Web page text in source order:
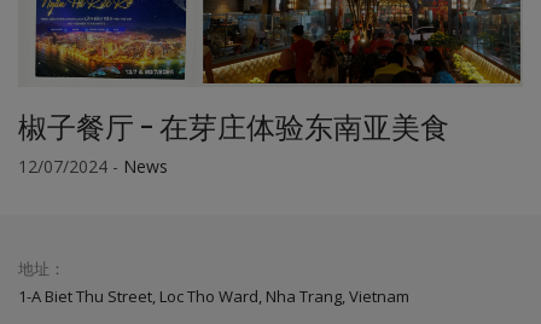
椒子餐厅 - 在芽庄体验东南亚美食
12/07/2024 - News
地址：
1-A Biet Thu Street, Loc Tho Ward, Nha Trang, Vietnam